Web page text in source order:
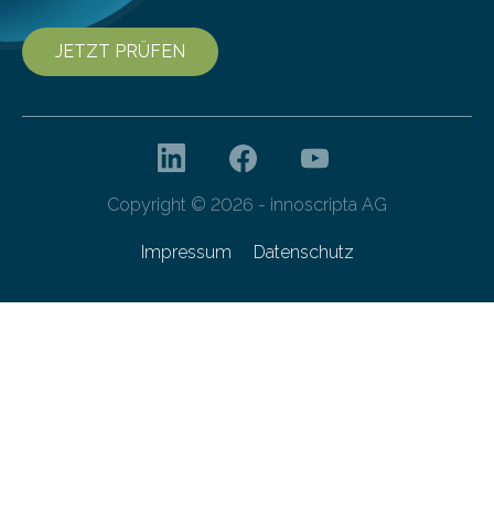
JETZT PRÜFEN
Copyright © 2026 - innoscripta AG
Impressum Datenschutz